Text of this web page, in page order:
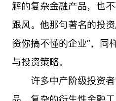
解的复杂金融产品，也
跟风。他那句著名的投
资你搞不懂的企业”，同
与投资策略。
许多中产阶级投资者